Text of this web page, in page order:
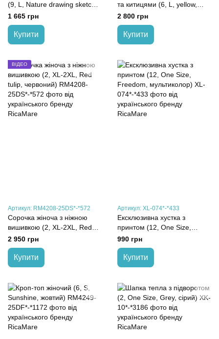
(9, L, Nature drawing sketch,
сірий)
1 665 грн
Купити
та китицями (6, L, yellow,
жовтий)
2 800 грн
Купити
ВІДЕО
Артикул: RM4208-25DS*-*572
Сорочка жіноча з ніжною
вишивкою (2, XL-2XL, Red
tulip, червоний)
2 950 грн
Купити
Артикул: XL-074*-*433
Ексклюзивна хустка з
принтом (12, One Size,
Freedom, мультиколор)
990 грн
Купити